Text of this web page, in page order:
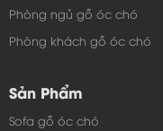
Phòng ngủ gỗ óc chó
Phòng khách gỗ óc chó
Sản Phẩm
Sofa gỗ óc chó